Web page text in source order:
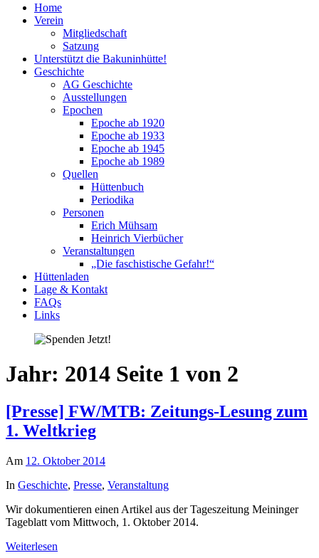
Home
Verein
Mitgliedschaft
Satzung
Unterstützt die Bakuninhütte!
Geschichte
AG Geschichte
Ausstellungen
Epochen
Epoche ab 1920
Epoche ab 1933
Epoche ab 1945
Epoche ab 1989
Quellen
Hüttenbuch
Periodika
Personen
Erich Mühsam
Heinrich Vierbücher
Veranstaltungen
„Die faschistische Gefahr!“
Hüttenladen
Lage & Kontakt
FAQs
Links
Jahr: 2014 Seite 1 von 2
[Presse] FW/MTB: Zeitungs-Lesung zum
1. Weltkrieg
Am 12. Oktober 2014
In Geschichte, Presse, Veranstaltung
Wir dokumentieren einen Artikel aus der Tageszeitung Meininger
Tageblatt vom Mittwoch, 1. Oktober 2014.
Weiterlesen